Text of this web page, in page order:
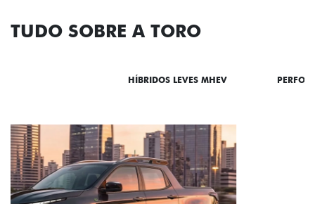
TUDO SOBRE A TORO
HÍBRIDOS LEVES MHEV